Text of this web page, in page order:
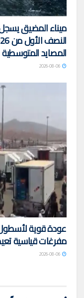
ميناء المضيق
المصايد المتوسطية
عودة قوية
مفرغات قياسية